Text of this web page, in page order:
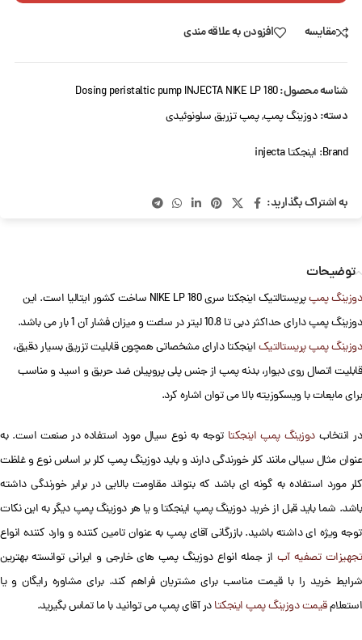
مقایسه افزودن به علاقه مندی
شناسه محصول:Dosing peristaltic pump INJECTA NIKE LP 180
دسته: دوزینگ پمپ,پمپ تزریق سلونوئیدی
Brand: اینجکتا injecta
به اشتراک بگذارید:
توضیحات
دوزینگ پمپ
پریستالتیک اینجکتا سری NIKE LP 180 ساخت کشور ایتالیا است. این
دوزینگ پمپ دارای حداکثر دبی تا 10.8 لیتر در ساعت و میزان فشار آن 1 بار می باشد.
دوزینگ پمپ پریستالتیکاینجکتا دارای مشخصاتی همچون قابلیت تزریق بسیار دقیق،
قابلیت اتصال روی دیوار، بدنه پمپ از جنس پلی پروپیلن ضد حریق و اسید و مناسب
برای مایعات با ویسکوزیته بالا می توان اشاره کرد.
در انتخابدوزینگ پمپ اینجکتا توجه به نوع سیال مورد استفاده در صنعت است. به
عنوان مثال سیالی مانند کلر خورندگی دارند و باید دوزینگ پمپ کلر بر اساس نوع و غلظت
کلر مورد استفاده به گونه ای باشد که بتواند مقاومت بالایی در برابر خورندگی داشته
باشد. شما باید قبل از خرید دوزینگ پمپ اینجکتا و یا هر دوزینگ پمپ دیگر به این نکات
توجه ویژه ای داشته باشید. بازرگانی آقای پمپ به عنوان تامین کننده و وارد کننده انواع
تجهیزات تصفیه آب از جمله انواع دوزینگ پمپ های خارجی و ایرانی توانسته بهترین
شرایط خرید را با قیمت مناسب برای مشتریان فراهم کند. برای مشاوره رایگان و یا
استعلامقیمت دوزینگ پمپ اینجکتادر آقای پمپ می توانید با ما تماس بگیرید.